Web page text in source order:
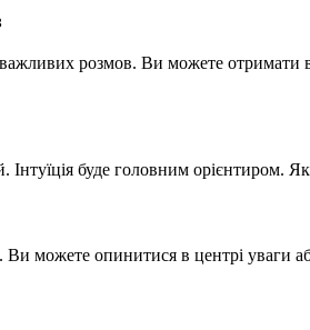
розмов. Ви можете отримати
Інтуїція буде головним
Ви можете опинитися в центрі уваги